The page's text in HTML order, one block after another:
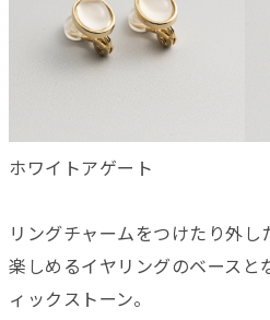
ホワイトアゲート
リングチャームをつけたり外し
楽しめるイヤリングのベースと
ィックストーン。